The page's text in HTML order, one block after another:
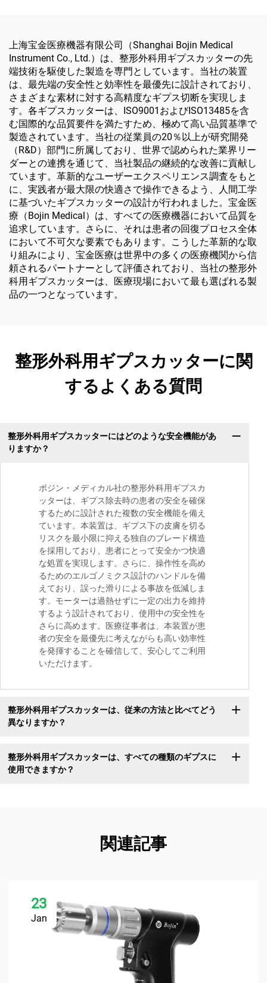
上海宝金医療機器有限公司（Shanghai Bojin Medical
Instrument Co., Ltd.）は、整形外科用ギプスカッターの先
端技術を駆使した製造を専門としています。当社の装置
は、最先端の安全性と効率性を最優先に設計されており、
さまざまな素材に対する高精度なギプス切断を実現しま
す。各ギプスカッターは、ISO9001およびISO13485を含
む国際的な品質要件を満たすため、極めて高い品質基準で
製造されています。当社の従業員の20％以上が研究開発
（R&D）部門に所属しており、世界で認められた業界リー
ダーとの連携を通じて、当社製品の継続的な改善に貢献し
ています。革新的なユーザーエクスペリエンス調査をもと
に、実践者が最大限の快適さで操作できるよう、人間工学
に基づいたギプスカッターの設計が行われました。宝金医
療（Bojin Medical）は、すべての医療機器において品質を
追求しています。さらに、それは患者の回復プロセス全体
において不可欠な要素でもあります。こうした革新的な取
り組みにより、宝金医療は世界中の多くの医療機関から信
頼されるパートナーとして評価されており、当社の整形外
科用ギプスカッターは、医療現場において最も選ばれる製
品の一つとなっています。
整形外科用ギプスカッターに関
するよくある質問
整形外科用ギプスカッターにはどのような安全機能があ
りますか？
ボジン・メディカル社の整形外科用ギプスカ
ッターは、ギプス除去時の患者の安全を確保
するために設計された複数の安全機能を備え
ています。本装置は、ギプス下の皮膚を切る
リスクを最小限に抑える独自のブレード構造
を採用しており、患者にとって安全かつ快適
な処置を実現します。さらに、操作性を高め
るためのエルゴノミクス設計のハンドルを備
えており、誤った滑りによる事故を低減しま
す。モーターは過熱せずに一定の出力を維持
するよう設計されており、使用中の安全性を
さらに高めます。医療従事者は、本装置が患
者の安全を最優先に考えながらも高い効率性
を発揮することを確信して、安心してご利用
いただけます。
整形外科用ギプスカッターは、従来の方法と比べてどう
異なりますか？
整形外科用ギプスカッターは、すべての種類のギプスに
使用できますか？
関連記事
23
Jan